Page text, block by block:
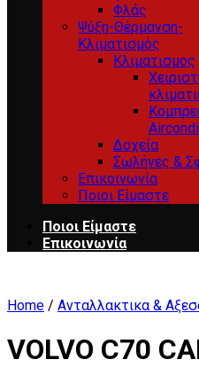
Φλάς
Ψύξη-Θέρμανση-
Κλιματισμός
Κλιματισμος
Δοχεία
Σωλήνες &
Επικοινωνία
Ποιοι Είμαστε
Ποιοι Είμαστε
Επικοινωνία
Home / Ανταλλακτικα &
VOLVO C70